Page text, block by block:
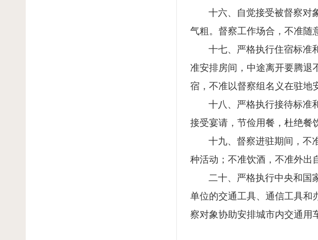
十六、自觉接受被督察对
气粗。督察工作场合，不准随
十七、严格执行住宿标准
准安排房间，中途离开要腾退
宿，不准以督察组名义在驻地
十八、严格执行接待标准
接受宴请，节俭用餐，杜绝餐
十九、督察进驻期间，不
种活动；不准饮酒，不准外出
二十、严格执行中央和国
单位的交通工具、通信工具和
察对象协助安排城市内交通用